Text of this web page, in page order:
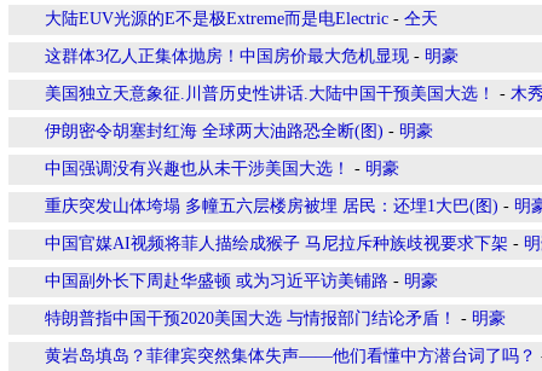
大陆EUV光源的E不是极Extreme而是电Electric - 仝天
这群体3亿人正集体抛房！中国房价最大危机显现 - 明豪
美国独立天意象征.川普历史性讲话.大陆中国干预美国大选！ - 木
伊朗密令胡塞封红海 全球两大油路恐全断(图) - 明豪
中国强调没有兴趣也从未干涉美国大选！ - 明豪
重庆突发山体垮塌 多幢五六层楼房被埋 居民：还埋1大巴(图) - 明
中国官媒AI视频将菲人描绘成猴子 马尼拉斥种族歧视要求下架 -
中国副外长下周赴华盛顿 或为习近平访美铺路 - 明豪
特朗普指中国干预2020美国大选 与情报部门结论矛盾！ - 明豪
黄岩岛填岛？菲律宾突然集体失声——他们看懂中方潜台词了吗？